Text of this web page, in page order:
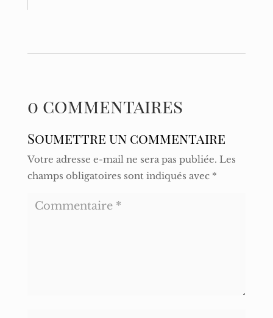
0 commentaires
Soumettre un commentaire
Votre adresse e-mail ne sera pas publiée. Les
champs obligatoires sont indiqués avec *